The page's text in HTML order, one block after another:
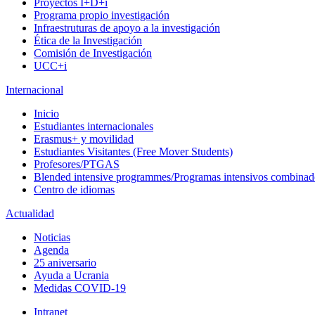
Proyectos I+D+i
Programa propio investigación
Infraestruturas de apoyo a la investigación
Ética de la Investigación
Comisión de Investigación
UCC+i
Internacional
Inicio
Estudiantes internacionales
Erasmus+ y movilidad
Estudiantes Visitantes (Free Mover Students)
Profesores/PTGAS
Blended intensive programmes/Programas intensivos
Centro de idiomas
Actualidad
Noticias
Agenda
25 aniversario
Ayuda a Ucrania
Medidas COVID-19
Intranet